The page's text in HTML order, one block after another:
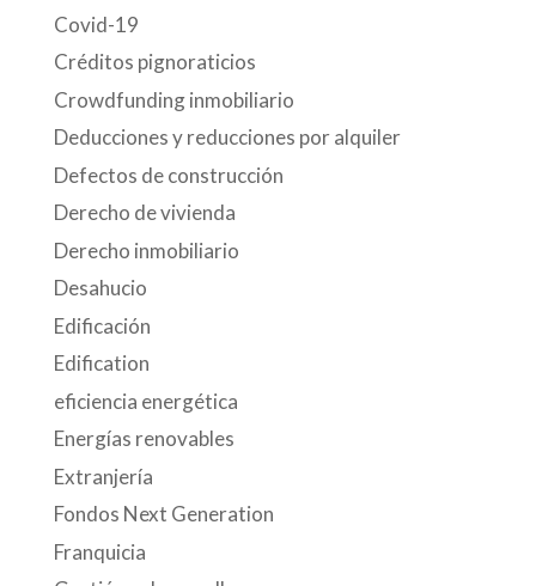
Covid-19
Créditos pignoraticios
Crowdfunding inmobiliario
Deducciones y reducciones por alquiler
Defectos de construcción
Derecho de vivienda
Derecho inmobiliario
Desahucio
Edificación
Edification
eficiencia energética
Energías renovables
Extranjería
Fondos Next Generation
Franquicia